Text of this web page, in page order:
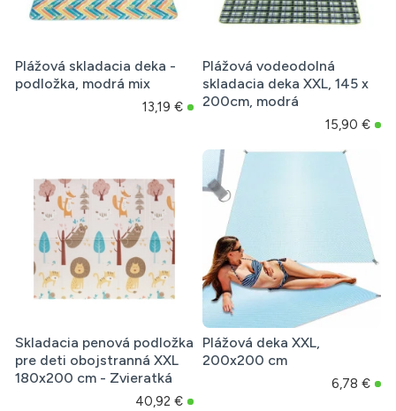
Plážová skladacia deka -
podložka, modrá mix
13,19 €
Plážová vodeodolná
skladacia deka XXL, 145 x
200cm, modrá
15,90 €
Skladacia penová podložka
pre deti obojstranná XXL
180x200 cm - Zvieratká
40,92 €
Plážová deka XXL,
200x200 cm
6,78 €